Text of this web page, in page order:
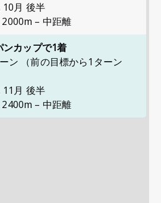
10月 後半
– 中距離
ンカップで1着
ン （前の目標から1ターン
11月 後半
– 中距離